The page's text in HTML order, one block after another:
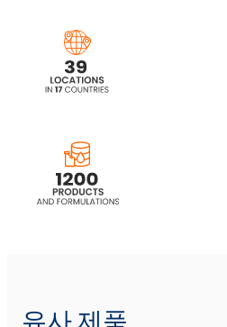
ROKAnol®LP3943(
프로폭실화)
ROKAnol(폴리옥시
ROKAnol(폴리옥시